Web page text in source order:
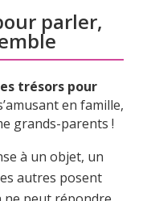
parler,
trésors pour
en famille,
grands-parents !
à un objet, un
autres posent